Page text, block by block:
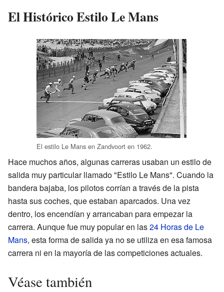
El Histórico Estilo Le Mans
El estilo Le Mans en Zandvoort en 1962.
Hace muchos años, algunas carreras usaban un estilo de
salida muy particular llamado "Estilo Le Mans". Cuando la
bandera bajaba, los pilotos corrían a través de la pista
hasta sus coches, que estaban aparcados. Una vez
dentro, los encendían y arrancaban para empezar la
carrera. Aunque fue muy popular en las24 Horas de Le
Mans, esta forma de salida ya no se utiliza en esa famosa
carrera ni en la mayoría de las competiciones actuales.
Véase también